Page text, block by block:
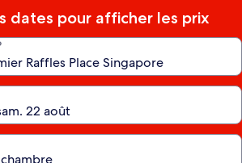
dates pour afficher les prix